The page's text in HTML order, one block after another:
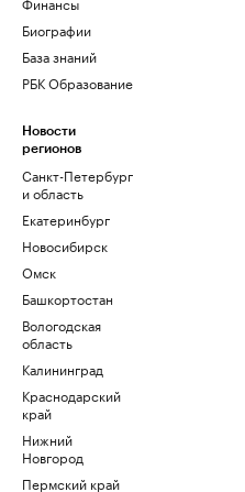
Биографии
База знаний
РБК Образование
Новости
регионов
Санкт-Петербург
и область
Екатеринбург
Новосибирск
Омск
Башкортостан
Вологодская
область
Калининград
Краснодарский
край
Нижний
Новгород
Пермский край